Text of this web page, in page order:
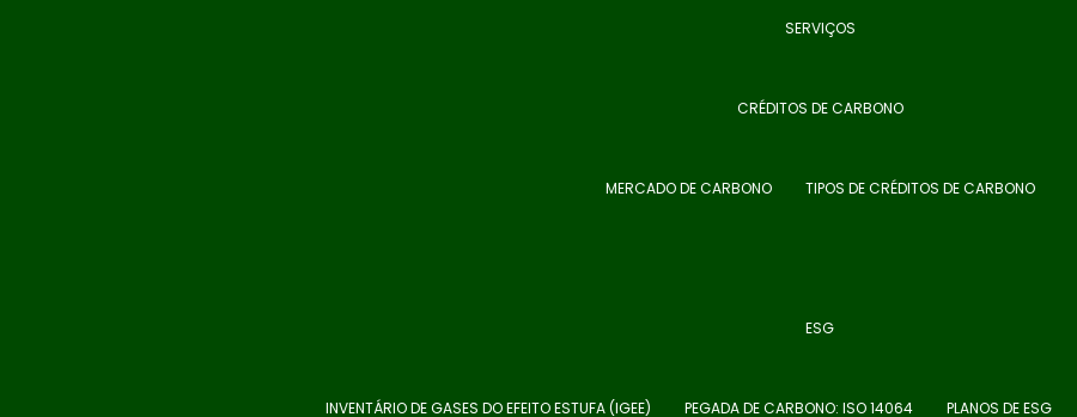
SERVIÇOS
CRÉDITOS DE CARBONO
MERCADO DE CARBONO TIPOS DE CRÉDITOS DE CARBONO
ESG
INVENTÁRIO DE GASES DO EFEITO ESTUFA (IGEE) PEGADA DE CARBONO: ISO 14064 PLANOS DE ESG